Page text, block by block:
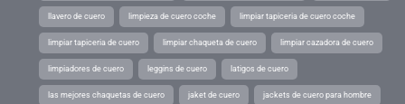
llavero de cuero limpieza de cuero coche limpiar tapiceria de cuero coche
limpiar tapiceria de cuero limpiar chaqueta de cuero limpiar cazadora de cuero
limpiadores de cuero leggins de cuero latigos de cuero
las mejores chaquetas de cuero jaket de cuero jackets de cuero para hombre